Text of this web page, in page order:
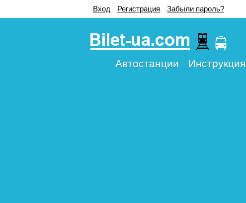
Вход Регистрация Забыли пароль?
Автостанции Инструкция